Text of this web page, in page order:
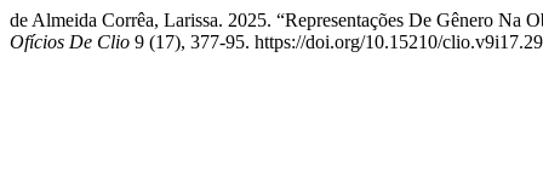
de Almeida Corrêa, Larissa. 2025. “Representações De Gênero Na
Ofícios De Clio 9 (17), 377-95. https://doi.org/10.15210/